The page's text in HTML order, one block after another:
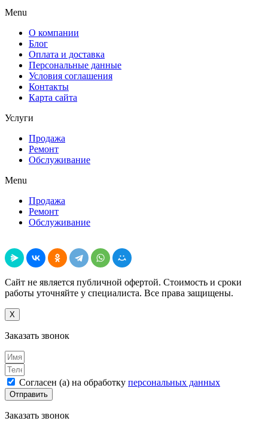
Menu
О компании
Блог
Оплата и доставка
Персональные данные
Условия соглашения
Контакты
Карта сайта
Услуги
Продажа
Ремонт
Обслуживание
Menu
Продажа
Ремонт
Обслуживание
Сайт не является публичной офертой. Стоимость и сроки
работы уточняйте у специалиста. Все права защищены.
X
Заказать звонок
Согласен (а) на обработку персональных данных
Отправить
Заказать звонок